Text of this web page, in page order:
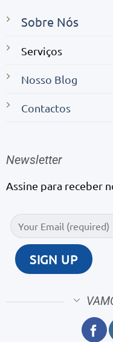
Sobre Nós
Serviços
Nosso Blog
Contactos
Newsletter
Assine para receber